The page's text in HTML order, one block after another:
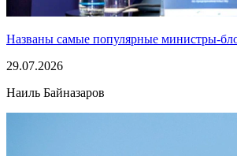
Названы самые популярные министры-
29.07.2026
Наиль Байназаров